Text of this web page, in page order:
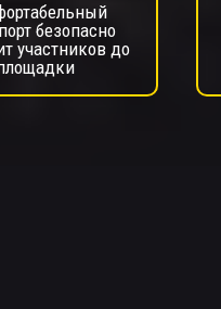
безопасно
участников до